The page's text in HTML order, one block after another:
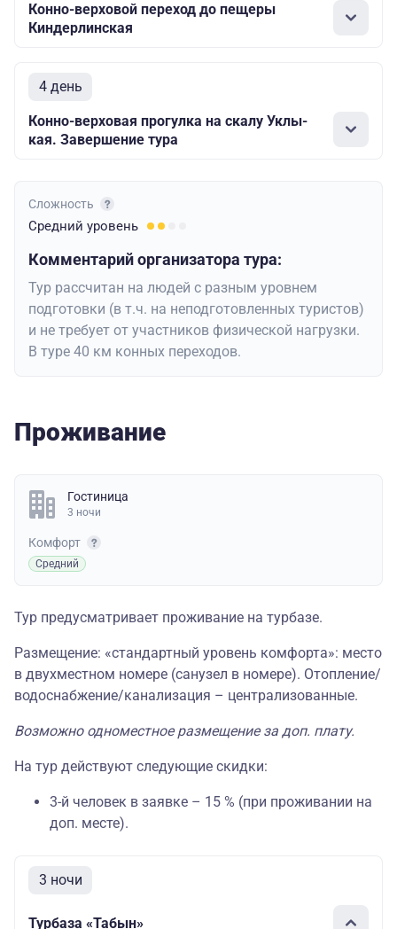
Конно-верховой переход до пещеры
Киндерлинская
4 день
Конно-верховая прогулка на скалу Уклы-
кая. Завершение тура
Сложность
Средний уровень
Комментарий организатора тура:
Тур рассчитан на людей с разным уровнем
подготовки (в т.ч. на неподготовленных туристов)
и не требует от участников физической нагрузки.
В туре 40 км конных переходов.
Проживание
Гостиница
3 ночи
Комфорт
Средний
Тур предусматривает проживание на турбазе.
Размещение: «стандартный уровень комфорта»: место
в двухместном номере (санузел в номере). Отопление/
водоснабжение/канализация – централизованные.
Возможно одноместное размещение за доп. плату.
На тур действуют следующие скидки:
3-й человек в заявке – 15 % (при проживании на
доп. месте).
3 ночи
Турбаза «Табын»